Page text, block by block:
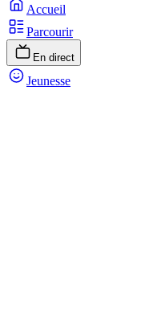
Accueil
Parcourir
En direct
Jeunesse